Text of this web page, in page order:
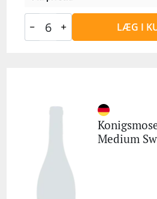
LÆG I
Medium